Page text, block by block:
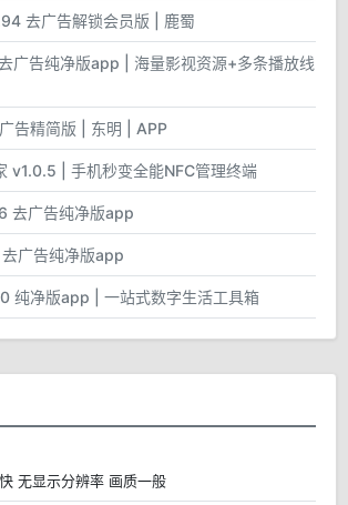
去广告解锁会员版 | 鹿蜀
广告纯净版app | 海量影视资源+多条播放线
告精简版 | 东明 | APP
v1.0.5 | 手机秒变全能NFC管理终端
去广告纯净版app
广告纯净版app
纯净版app | 一站式数字生活工具箱
无显示分辨率 画质一般